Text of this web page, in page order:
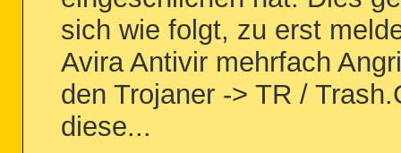
sich wie folgt, zu erst
Avira Antivir mehrfach
den Trojaner -> TR /
diese...